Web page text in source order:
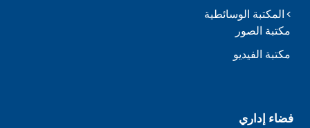
المكتبة الوسائطية
مكتبة الصور
مكتبة الفيديو
فضاء إداري